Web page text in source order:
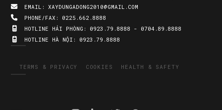
EMAIL: XAYDUNGADONG2010@GMAIL.COM
PHONE/FAX: 0225.662.8888
HOTLINE HẢI PHÒNG: 0923.79.8888 - 0704.89.8888
HOTLINE HÀ NỘI: 0923.79.8888
TERMS & PRIVACY COOKIES HEALTH & SAFETY